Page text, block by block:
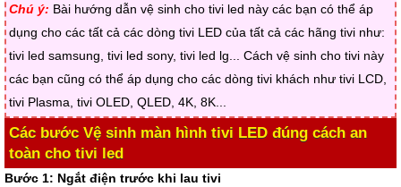
Chú ý: Bài hướng dẫn vệ sinh cho tivi led này các bạn có thể áp
dụng cho các tất cả các dòng tivi LED của tất cả các hãng tivi như:
tivi led samsung, tivi led sony, tivi led lg... Cách vệ sinh cho tivi này
các bạn cũng có thể áp dụng cho các dòng tivi khách như tivi LCD,
tivi Plasma, tivi OLED, QLED, 4K, 8K...
Các bước Vệ sinh màn hình tivi LED đúng cách an
toàn cho tivi led
Bước 1: Ngắt điện trước khi lau tivi